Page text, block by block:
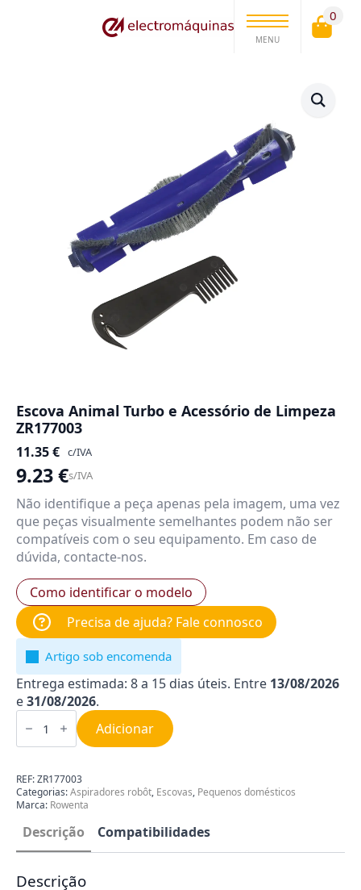
MENU
0
Escova Animal Turbo e Acessório de Limpeza
ZR177003
11.35€ c/IVA
9.23€s/IVA
Não identifique a peça apenas pela imagem, uma vez
que peças visualmente semelhantes podem não ser
compatíveis com o seu equipamento. Em caso de
dúvida, contacte-nos.
Como identificar o modelo
Precisa de ajuda? Fale connosco
Artigo sob encomenda
Entrega estimada: 8 a 15 dias úteis. Entre 13/08/2026
e31/08/2026.
Quantidade
de
Animal
e
Acessório
de
Limpeza
ZR177003
Adicionar
REF:ZR177003
Categorias:Aspiradores robôt, Escovas, Pequenos domésticos
Marca: Rowenta
Descrição Compatibilidades
Descrição